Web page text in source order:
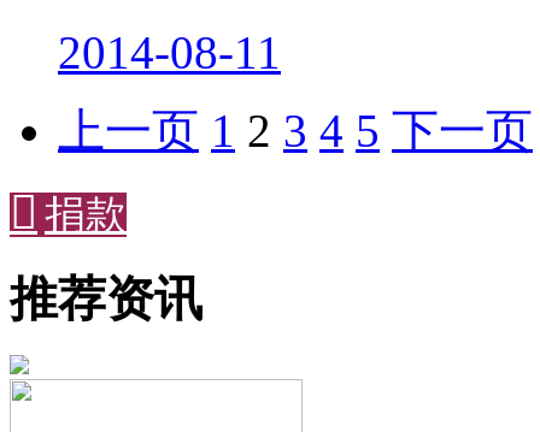
2014-08-11
上一页 1 2 3 4 5 下一页
 捐款
推荐资讯